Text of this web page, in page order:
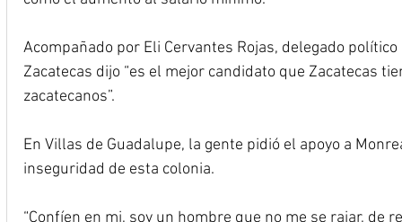
Acompañado por Eli Cervantes Rojas, delegado
Zacatecas dijo “es el mejor candidato que Zacatecas
zacatecanos”.
En Villas de Guadalupe, la gente pidió el apoyo a
inseguridad de esta colonia.
“Confíen en mi, soy un hombre que no me se rajar, de